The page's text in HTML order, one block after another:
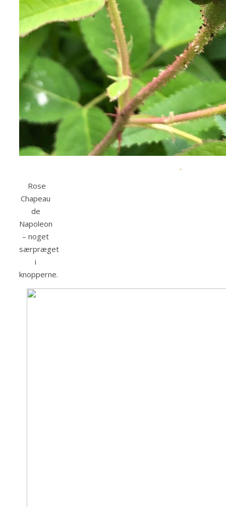
Rose
Chapeau
de
Napoleon
– noget
særpræget
i
knopperne.